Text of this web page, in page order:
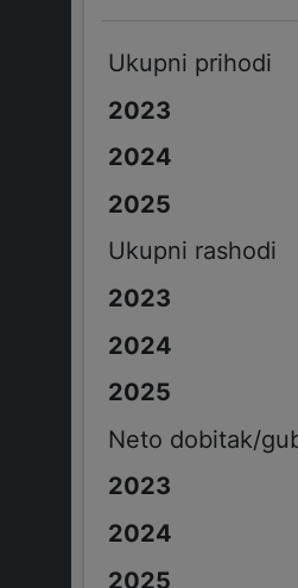
Ukupni prihodi
Ukupni rashodi
Neto dobitak/